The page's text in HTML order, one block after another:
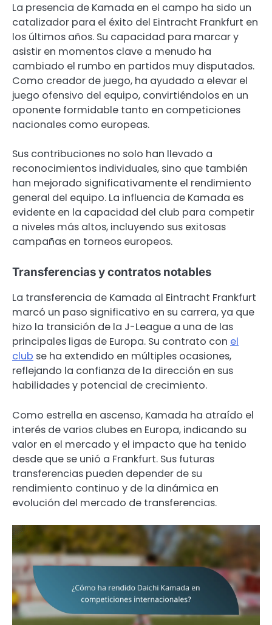
La presencia de Kamada en el campo ha sido un
catalizador para el éxito del Eintracht Frankfurt en
los últimos años. Su capacidad para marcar y
asistir en momentos clave a menudo ha
cambiado el rumbo en partidos muy disputados.
Como creador de juego, ha ayudado a elevar el
juego ofensivo del equipo, convirtiéndolos en un
oponente formidable tanto en competiciones
nacionales como europeas.
Sus contribuciones no solo han llevado a
reconocimientos individuales, sino que también
han mejorado significativamente el rendimiento
general del equipo. La influencia de Kamada es
evidente en la capacidad del club para competir
a niveles más altos, incluyendo sus exitosas
campañas en torneos europeos.
Transferencias y contratos notables
La transferencia de Kamada al Eintracht Frankfurt
marcó un paso significativo en su carrera, ya que
hizo la transición de la J-League a una de las
principales ligas de Europa. Su contrato con el
club se ha extendido en múltiples ocasiones,
reflejando la confianza de la dirección en sus
habilidades y potencial de crecimiento.
Como estrella en ascenso, Kamada ha atraído el
interés de varios clubes en Europa, indicando su
valor en el mercado y el impacto que ha tenido
desde que se unió a Frankfurt. Sus futuras
transferencias pueden depender de su
rendimiento continuo y de la dinámica en
evolución del mercado de transferencias.